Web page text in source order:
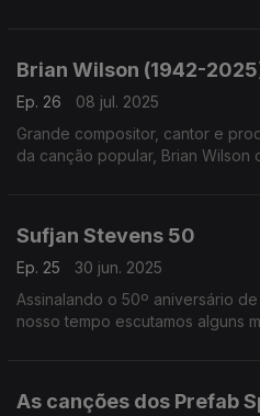
Brian Wilson (1942-
Ep. 26
08 jul. 2025
Grande compositor, cantor e
da canção popular, Brian Wilson
Sufjan Stevens 50
Ep. 25
30 jun. 2025
Assinalando o 50º aniversário
nosso tempo escutamos alguns
As canções dos Prefab